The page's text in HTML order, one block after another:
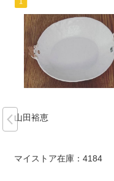
山田裕恵
マイストア在庫： 4184